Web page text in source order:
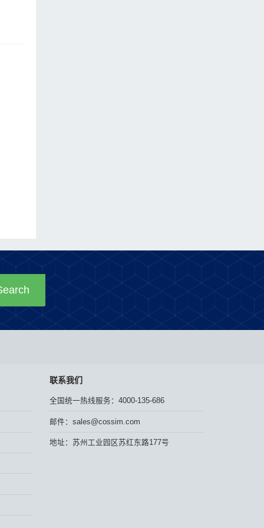
联系我们
全国统一热线服务： 4000-135-686
邮件： sales@cossim.com
地址： 苏州工业园区苏红东路177号